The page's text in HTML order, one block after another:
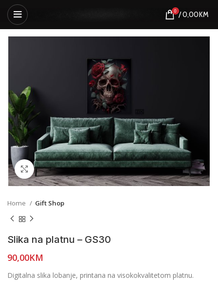
0 /0,00KM
Click to enlarge
Home Gift Shop
Slika na platnu – GS30
90,00KM
Digitalna slika lobanje, printana na visokokvalitetom platnu.